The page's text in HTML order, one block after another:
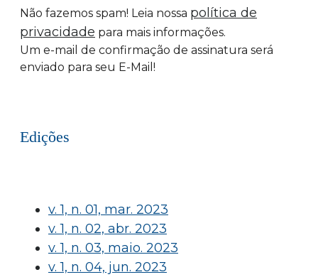
Não fazemos spam! Leia nossa política de
privacidade para mais informações.
Um e-mail de confirmação de assinatura será
enviado para seu E-Mail!
Edições
v. 1, n. 01, mar. 2023
v. 1, n. 02, abr. 2023
v. 1, n. 03, maio. 2023
v. 1, n. 04, jun. 2023